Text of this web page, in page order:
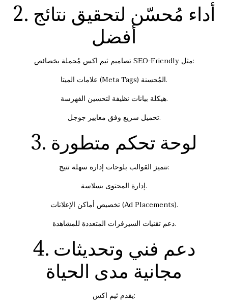
2. أداء مُحسّن لتحقيق نتائج
أفضل
تصاميم ثيم اكس مُحملة بخصائص SEO-Friendly مثل:
علامات الميتا (Meta Tags) المُحسنة.
هيكلة بيانات نظيفة لتحسين الفهرسة.
تحميل سريع وفق معايير جوجل.
3. لوحة تحكم متطورة
تتميز القوالب بلوحات إدارة سهلة تتيح:
إدارة المحتوى بسلاسة.
تخصيص أماكن الإعلانات (Ad Placements).
دعم تقنيات السيرفرات المتعددة للمشاهدة.
4. دعم فني وتحديثات
مجانية مدى الحياة
يقدم ثيم اكس: